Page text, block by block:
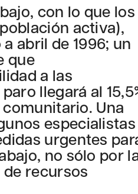
con lo que los
activa),
abril de 1996; un
que
a las
llegará al
comunitario. Una
especialistas
urgentes
no sólo por
recursos